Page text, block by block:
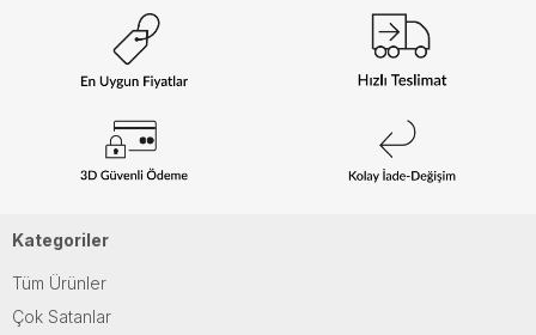
Kategoriler
Tüm Ürünler
Çok Satanlar